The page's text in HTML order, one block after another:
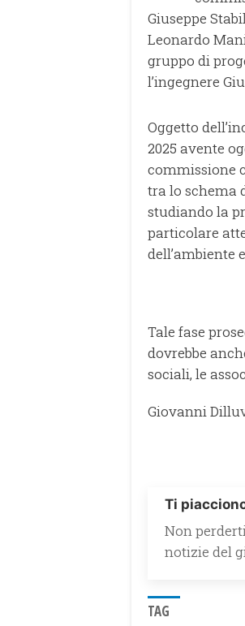
Giuseppe
Leonardo
gruppo di
l’ingegnere
Oggetto
2025 avente
commissione
tra lo schema
studiando la
particolare
dell’ambiente
Tale fase
dovrebbe
sociali, le
Giovanni
Ti
Non
notizie del
TAG